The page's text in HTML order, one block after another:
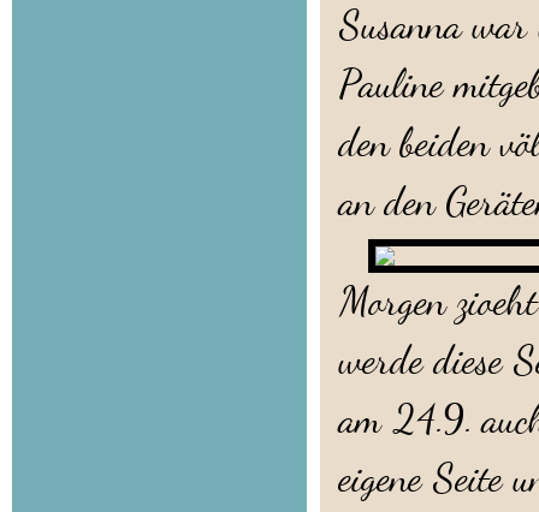
Susanna
Pauline
den beiden
an den
Morgen
werde diese
am 24.9.
eigene Seite